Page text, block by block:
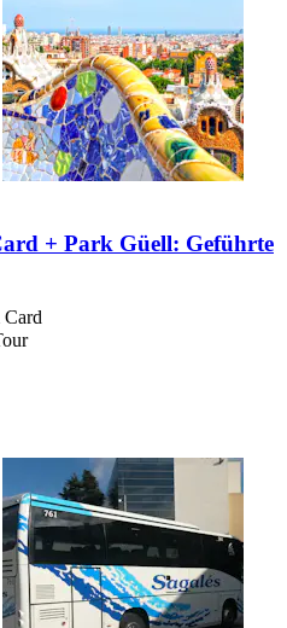
+ Park Güell: Geführte
Card